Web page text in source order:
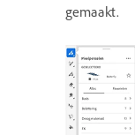
gemaakt.